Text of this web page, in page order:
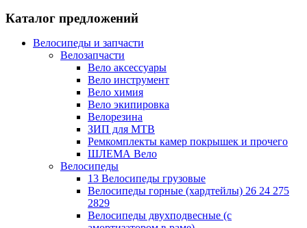
Каталог предложений
Велосипеды и запчасти
Велозапчасти
Вело аксессуары
Вело инструмент
Вело химия
Вело экипировка
Велорезина
ЗИП для MTB
Ремкомплекты камер покрышек и прочего
ШЛЕМА Вело
Велосипеды
13 Велосипеды грузовые
Велосипеды горные (хардтейлы) 26 24 275
2829
Велосипеды двухподвесные (с